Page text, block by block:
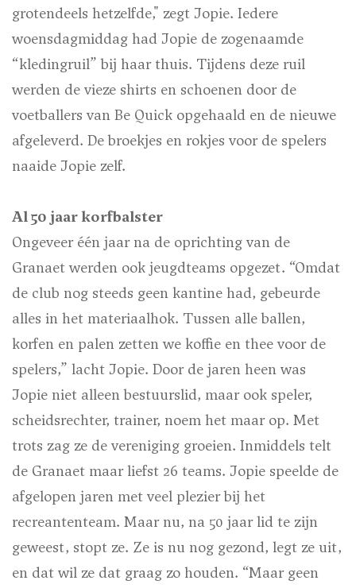
grotendeels hetzelfde," zegt Jopie. Iedere
woensdagmiddag had Jopie de zogenaamde
“kledingruil” bij haar thuis. Tijdens deze ruil
werden de vieze shirts en schoenen door de
voetballers van Be Quick opgehaald en de nieuwe
afgeleverd. De broekjes en rokjes voor de spelers
naaide Jopie zelf.
Al 50 jaar korfbalster
Ongeveer één jaar na de oprichting van de
Granaet werden ook jeugdteams opgezet. “Omdat
de club nog steeds geen kantine had, gebeurde
alles in het materiaalhok. Tussen alle ballen,
korfen en palen zetten we koffie en thee voor de
spelers,” lacht Jopie. Door de jaren heen was
Jopie niet alleen bestuurslid, maar ook speler,
scheidsrechter, trainer, noem het maar op. Met
trots zag ze de vereniging groeien. Inmiddels telt
de Granaet maar liefst 26 teams. Jopie speelde de
afgelopen jaren met veel plezier bij het
recreantenteam. Maar nu, na 50 jaar lid te zijn
geweest, stopt ze. Ze is nu nog gezond, legt ze uit,
en dat wil ze dat graag zo houden. “Maar geen